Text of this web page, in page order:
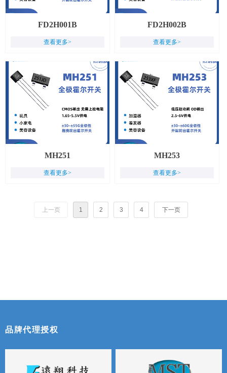
FD2H001B
查看更多>
FD2H002B
查看更多>
MH251
查看更多>
MH253
查看更多>
上一页 1 2 3 4 下一页
品牌代理授权